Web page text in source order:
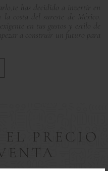
has decidido a invertir en
costa del sureste de México.
en tus gustos y estilo de
a construir un futuro para
PRECIO